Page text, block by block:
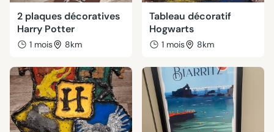
2 plaques décoratives
Harry Potter
1 mois 8km
Tableau décoratif
Hogwarts
1 mois 8km